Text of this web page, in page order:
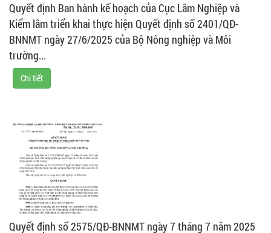
Quyết định Ban hành kế hoạch của Cục Lâm Nghiệp và
Kiểm lâm triển khai thực hiện Quyết định số 2401/QĐ-
BNNMT ngày 27/6/2025 của Bộ Nông nghiệp và Môi
trường...
Chi tiết
Quyết định số 2575/QĐ-BNNMT ngày 7 tháng 7 năm 2025